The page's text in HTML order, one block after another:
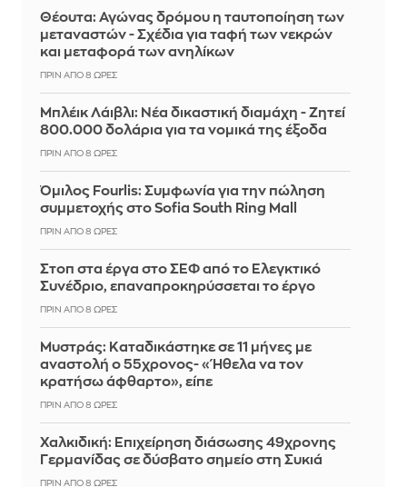
Θέουτα: Αγώνας δρόμου η ταυτοποίηση των
μεταναστών - Σχέδια για ταφή των νεκρών
και μεταφορά των ανηλίκων
ΠΡΙΝ ΑΠΌ 8 ΏΡΕΣ
Μπλέικ Λάιβλι: Νέα δικαστική διαμάχη - Ζητεί
800.000 δολάρια για τα νομικά της έξοδα
ΠΡΙΝ ΑΠΌ 8 ΏΡΕΣ
Όμιλος Fourlis: Συμφωνία για την πώληση
συμμετοχής στο Sofia South Ring Mall
ΠΡΙΝ ΑΠΌ 8 ΏΡΕΣ
Στοπ στα έργα στο ΣΕΦ από το Ελεγκτικό
Συνέδριο, επαναπροκηρύσσεται το έργο
ΠΡΙΝ ΑΠΌ 8 ΏΡΕΣ
Μυστράς: Καταδικάστηκε σε 11 μήνες με
αναστολή ο 55χρονος- «Ήθελα να τον
κρατήσω άφθαρτο», είπε
ΠΡΙΝ ΑΠΌ 8 ΏΡΕΣ
Χαλκιδική: Επιχείρηση διάσωσης 49χρονης
Γερμανίδας σε δύσβατο σημείο στη Συκιά
ΠΡΙΝ ΑΠΌ 8 ΏΡΕΣ